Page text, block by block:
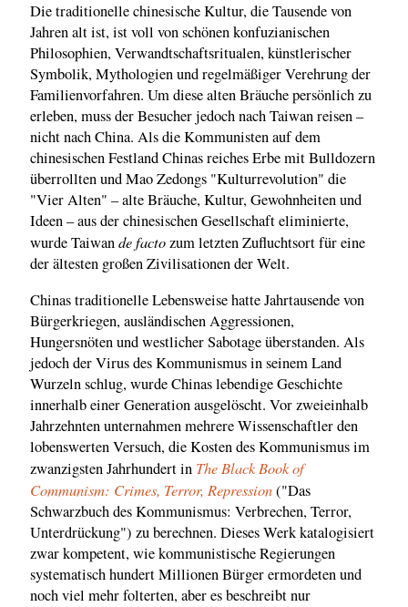
Die traditionelle chinesische Kultur, die Tausende von
Jahren alt ist, ist voll von schönen konfuzianischen
Philosophien, Verwandtschaftsritualen, künstlerischer
Symbolik, Mythologien und regelmäßiger Verehrung der
Familienvorfahren. Um diese alten Bräuche persönlich zu
erleben, muss der Besucher jedoch nach Taiwan reisen –
nicht nach China. Als die Kommunisten auf dem
chinesischen Festland Chinas reiches Erbe mit Bulldozern
überrollten und Mao Zedongs "Kulturrevolution" die
"Vier Alten" – alte Bräuche, Kultur, Gewohnheiten und
Ideen – aus der chinesischen Gesellschaft eliminierte,
wurde Taiwande factozum letzten Zufluchtsort für eine
der ältesten großen Zivilisationen der Welt.
Chinas traditionelle Lebensweise hatte Jahrtausende von
Bürgerkriegen, ausländischen Aggressionen,
Hungersnöten und westlicher Sabotage überstanden. Als
jedoch der Virus des Kommunismus in seinem Land
Wurzeln schlug, wurde Chinas lebendige Geschichte
innerhalb einer Generation ausgelöscht. Vor zweieinhalb
Jahrzehnten unternahmen mehrere Wissenschaftler den
lobenswerten Versuch, die Kosten des Kommunismus im
zwanzigsten Jahrhundert in The Black Book of
Communism: Crimes, Terror, Repression("Das
Schwarzbuch des Kommunismus: Verbrechen, Terror,
Unterdrückung") zu berechnen. Dieses Werk katalogisiert
zwar kompetent, wie kommunistische Regierungen
systematisch hundert Millionen Bürger ermordeten und
noch viel mehr folterten, aber es beschreibt nur